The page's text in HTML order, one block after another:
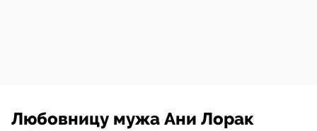
Любовницу мужа Ани Лорак